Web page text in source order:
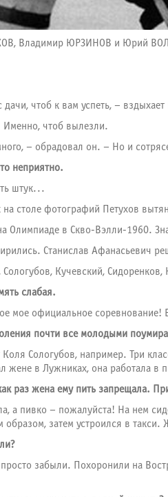
Владимир ЮРЗИНОВ и Юрий
дачи, чтоб к вам успеть, –
Именно, чтоб вылезли.
– обрадовал он. – Но и
неприятно.
штук...
столе фотографий Петухов
Олимпиаде в Скво-Вэлли-1960.
Станислав Афанасьевич
Кучевский,
слабая.
мое официальное соревнование!
почти все молодыми
Сологубов, например. Три
жене в Лужниках, она работала в
раз жена ему пить запрещала.
а пивко – пожалуйста! На нем
образом, затем устроился в
забыли. Похоронили на